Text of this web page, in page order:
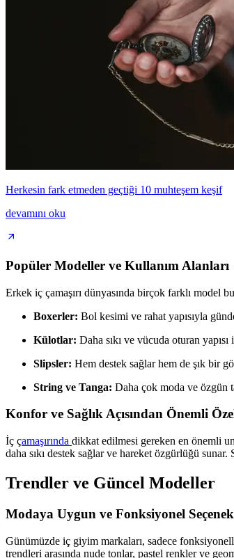
Herkesin fark etmeden geçtiği 10 muhteşem keşif
devamını oku
Popüler Modeller ve Kullanım Alanları
Erkek iç çamaşırı dünyasında birçok farklı model
Boxerler: Bol kesimi ve rahat yapısıyla
Külotlar: Daha sıkı ve vücuda oturan
Slipsler: Hem destek sağlar hem de şık bir
String ve Tanga: Daha çok moda ve özgün
Konfor ve Sağlık Açısından Önemli
İç çamaşırında dikkat edilmesi gereken en önemli
daha sıkı destek sağlar ve hareket özgürlüğü sunar.
Trendler ve Güncel Modeller
Modaya Uygun ve Fonksiyonel
Günümüzde iç giyim markaları, sadece
trendleri arasında nude tonlar, pastel renkler ve